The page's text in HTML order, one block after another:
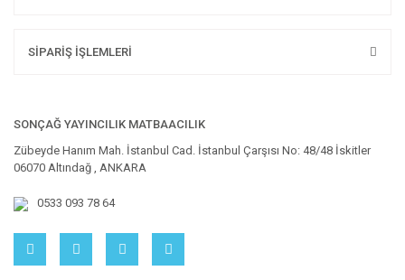
SİPARİŞ İŞLEMLERİ
SONÇAĞ YAYINCILIK MATBAACILIK
Zübeyde Hanım Mah. İstanbul Cad. İstanbul Çarşısı No: 48/48 İskitler
06070 Altındağ , ANKARA
0533 093 78 64